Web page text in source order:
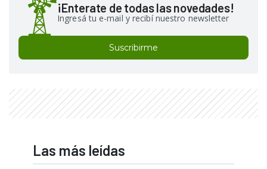
¡Enterate de todas las novedades!
Ingresá tu e-mail y recibí nuestro newsletter
Suscribirme
Las más leídas